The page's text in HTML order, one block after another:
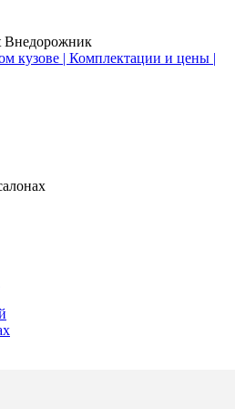
Внедорожник
кузове | Комплектации и цены |